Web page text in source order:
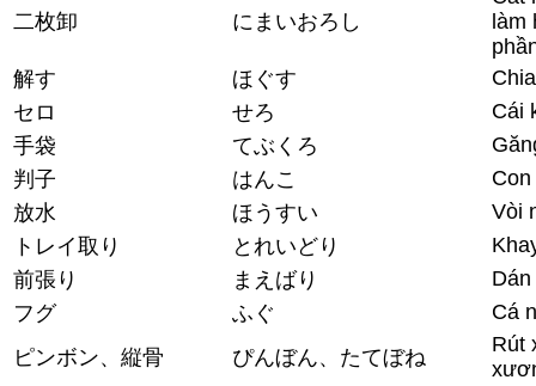
二枚卸 にまいおろし
làm
解す
ほぐす
セロ
せろ
Cái
手袋
てぶくろ
判子
はんこ
放水
ほうすい
Vòi
トレイ取り
とれいどり
前張り
まえばり
フグ
ふぐ
Cá
ピンボン、縦骨
ぴんぼん、たてぼね
Rút